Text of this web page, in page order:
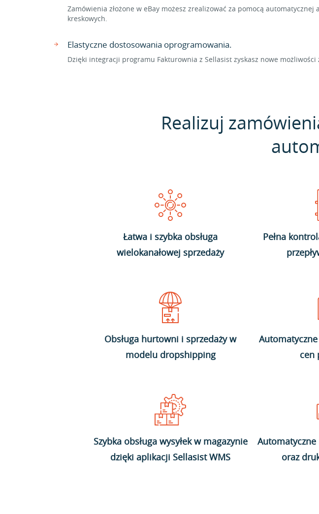
Zamówienia złożone w eBay możesz zrealizować za pomocą
kreskowych.
Elastyczne dostosowania oprogramowania.
Dzięki integracji programu Fakturownia z Sellasist zyskasz nowe
Realizuj
Łatwa i szybka obsługa
wielokanałowej sprzedaży
Pełna
Obsługa hurtowni i sprzedaży w
modelu dropshipping
cen
Szybka obsługa wysyłek w magazynie
dzięki aplikacji Sellasist WMS
Automatyczne
oraz